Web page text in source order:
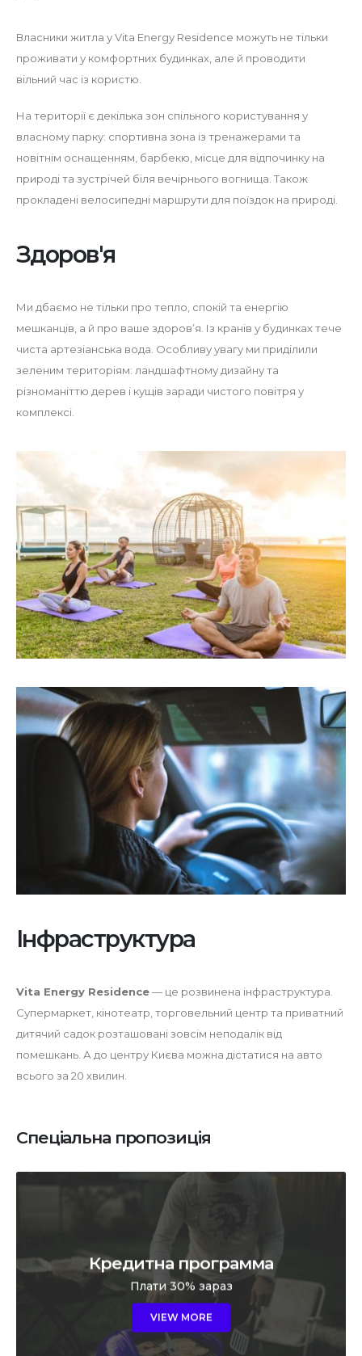
Власники житла у Vita Energy Residence можуть не тільки
проживати у комфортних будинках, але й проводити
вільний час із користю.
На території є декілька зон спільного користування у
власному парку: спортивна зона із тренажерами та
новітнім оснащенням, барбекю, місце для відпочинку на
природі та зустрічей біля вечірнього вогнища. Також
прокладені велосипедні маршрути для поїздок на природі.
Здоров'я
Ми дбаємо не тільки про тепло, спокій та енергію
мешканців, а й про ваше здоров’я. Із кранів у будинках тече
чиста артезіанська вода. Особливу увагу ми приділили
зеленим територіям: ландшафтному дизайну та
різноманіттю дерев і кущів заради чистого повітря у
комплексі.
Інфраструктура
Vita Energy Residence— це розвинена інфраструктура.
Супермаркет, кінотеатр, торговельний центр та приватний
дитячий садок розташовані зовсім неподалік від
помешкань. А до центру Києва можна дістатися на авто
всього за 20 хвилин.
Спеціальна пропозиція
Кредитна программа
Плати 30% зараз
VIEW MORE